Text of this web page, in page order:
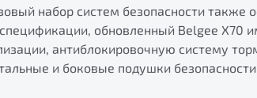
набор систем безопасности также
обновленный Belgee X70
антиблокировочную систему
и боковые подушки безопасности